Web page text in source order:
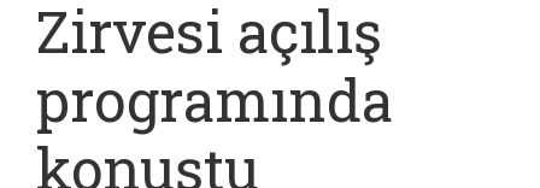
Zirvesi açılış
programında
konuştu